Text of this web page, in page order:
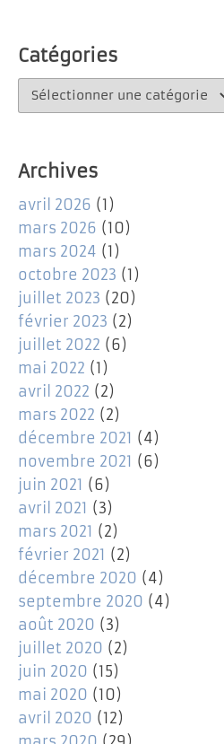
Catégories
Catégories
Archives
avril 2026 (1)
mars 2026 (10)
mars 2024 (1)
octobre 2023 (1)
juillet 2023 (20)
février 2023 (2)
juillet 2022 (6)
mai 2022 (1)
avril 2022 (2)
mars 2022 (2)
décembre 2021 (4)
novembre 2021 (6)
juin 2021 (6)
avril 2021 (3)
mars 2021 (2)
février 2021 (2)
décembre 2020 (4)
septembre 2020 (4)
août 2020 (3)
juillet 2020 (2)
juin 2020 (15)
mai 2020 (10)
avril 2020 (12)